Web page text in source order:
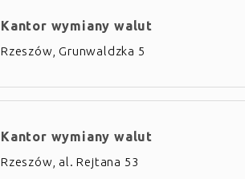
Kantor wymiany walut
Rzeszów, Grunwaldzka 5
Kantor wymiany walut
Rzeszów, al. Rejtana 53